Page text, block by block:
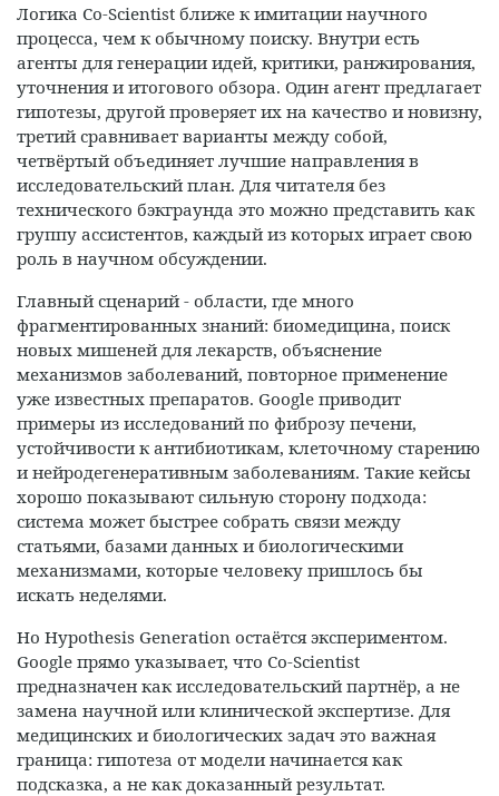
Логика Co-Scientist ближе к имитации научного
процесса, чем к обычному поиску. Внутри есть
агенты для генерации идей, критики, ранжирования,
уточнения и итогового обзора. Один агент предлагает
гипотезы, другой проверяет их на качество и новизну,
третий сравнивает варианты между собой,
четвёртый объединяет лучшие направления в
исследовательский план. Для читателя без
технического бэкграунда это можно представить как
группу ассистентов, каждый из которых играет свою
роль в научном обсуждении.
Главный сценарий - области, где много
фрагментированных знаний: биомедицина, поиск
новых мишеней для лекарств, объяснение
механизмов заболеваний, повторное применение
уже известных препаратов. Google приводит
примеры из исследований по фиброзу печени,
устойчивости к антибиотикам, клеточному старению
и нейродегенеративным заболеваниям. Такие кейсы
хорошо показывают сильную сторону подхода:
система может быстрее собрать связи между
статьями, базами данных и биологическими
механизмами, которые человеку пришлось бы
искать неделями.
Но Hypothesis Generation остаётся экспериментом.
Google прямо указывает, что Co-Scientist
предназначен как исследовательский партнёр, а не
замена научной или клинической экспертизе. Для
медицинских и биологических задач это важная
граница: гипотеза от модели начинается как
подсказка, а не как доказанный результат.